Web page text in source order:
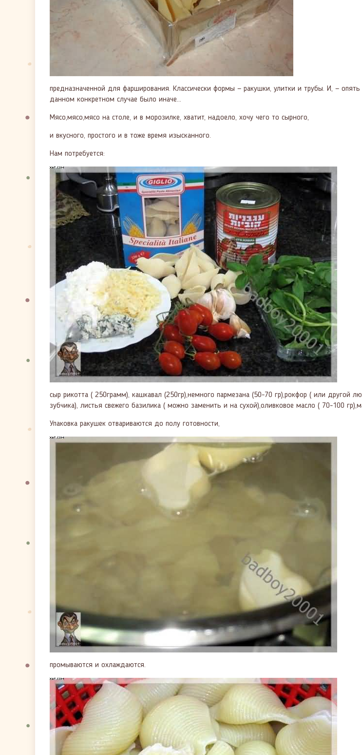
предназначенной для фарширования. Классически формы — ракушки, улитки и трубы. И, —
данном конкретном случае было иначе...
Мясо,мясо,мясо на столе, и в морозилке, хватит, надоело, хочу чего то сырного,
и вкусного, простого и в тоже время изысканного.
Нам потребуется:
сыр рикотта ( 250грамм), кашкавал (250гр),немного пармезана (50-70 гр),рокфор ( или другой
зубчика), листья свежего базилика ( можно заменить и на сухой),оливковое масло ( 70-100
Упаковка ракушек отвариваются до полу готовности,
промываются и охлаждаются.